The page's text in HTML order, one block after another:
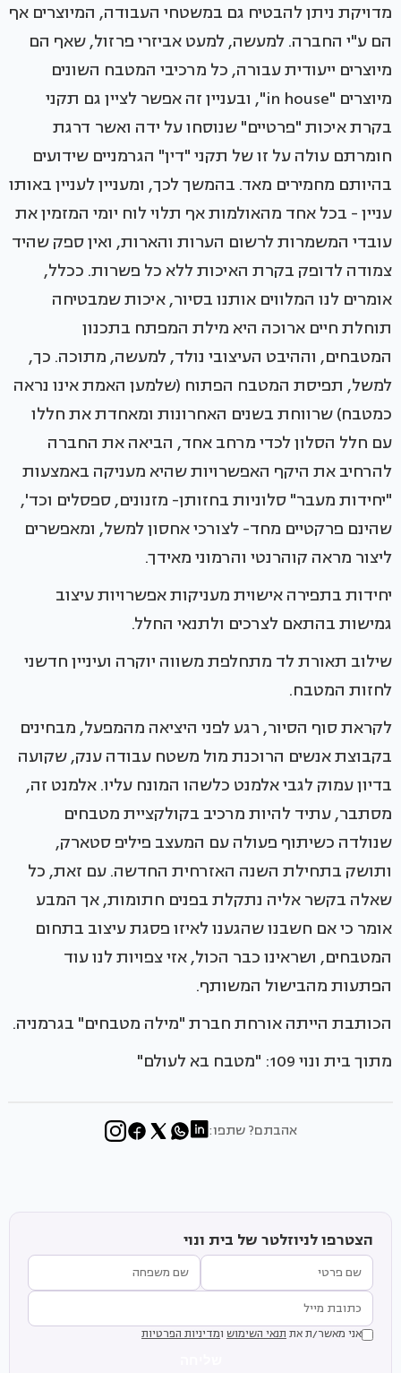
מדויקת ניתן להבטיח גם במשטחי העבודה, המיוצרים אף
הם ע"י החברה. למעשה, למעט אביזרי פרזול, שאף הם
מיוצרים ייעודית עבורה, כל מרכיבי המטבח השונים
מיוצרים "in house", ובעניין זה אפשר לציין גם תקני
בקרת איכות "פרטיים" שנוסחו על ידה ואשר דרגת
חומרתם עולה על זו של תקני "דין" הגרמניים שידועים
בהיותם מחמירים מאד. בהמשך לכך, ומעניין לעניין באותו
עניין - בכל אחד מהאולמות אף תלוי לוח יומי המזמין את
עובדי המשמרות לרשום הערות והארות, ואין ספק שהיד
צמודה לדופק בקרת האיכות ללא כל פשרות. ככלל,
אומרים לנו המלווים אותנו בסיור, איכות שמבטיחה
תוחלת חיים ארוכה היא מילת המפתח בתכנון
המטבחים, וההיבט העיצובי נולד, למעשה, מתוכה. כך,
למשל, תפיסת המטבח הפתוח (שלמען האמת אינו נראה
כמטבח) שרווחת בשנים האחרונות ומאחדת את חללו
עם חלל הסלון לכדי מרחב אחד, הביאה את החברה
להרחיב את היקף האפשרויות שהיא מעניקה באמצעות
"יחידות מעבר" סלוניות בחזותן- מזנונים, ספסלים וכד',
שהינם פרקטיים מחד- לצורכי אחסון למשל, ומאפשרים
ליצור מראה קוהרנטי והרמוני מאידך.
יחידות בתפירה אישוית מעניקות אפשרויות עיצוב
גמישות בהתאם לצרכים ולתנאי החלל.
שילוב תאורת לד מתחלפת משווה יוקרה ועיניין חדשני
לחזות המטבח.
לקראת סוף הסיור, רגע לפני היציאה מהמפעל, מבחינים
בקבוצת אנשים הרוכנת מול משטח עבודה ענק, שקועה
בדיון עמוק לגבי אלמנט כלשהו המונח עליו. אלמנט זה,
מסתבר, עתיד להיות מרכיב בקולקציית מטבחים
שנולדה כשיתוף פעולה עם המעצב פיליפ סטארק,
ותושק בתחילת השנה האזרחית החדשה. עם זאת, כל
שאלה בקשר אליה נתקלת בפנים חתומות, אך המבע
אומר כי אם חשבנו שהגענו לאיזו פסגת עיצוב בתחום
המטבחים, ושראינו כבר הכול, אזי צפויות לנו עוד
הפתעות מהבישול המשותף.
הכותבת הייתה אורחת חברת "מילה מטבחים" בגרמניה.
מתוך בית ונוי 109: "מטבח בא לעולם"
אהבתם? שתפו:
הצטרפו לניוזלטר של בית ונוי
אני מאשר/ת את תנאי השימוש ומדיניות הפרטיות